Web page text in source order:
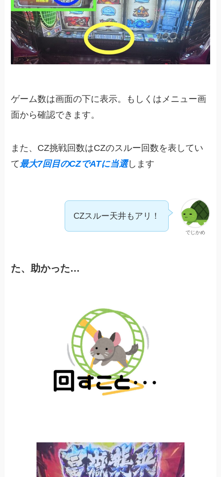
ゲーム数は画面の下に表示。もしくはメニュー画
面から確認できます。
また、CZ挑戦回数はCZのスルー回数を表してい
て最大7回目のCZでATに当選します
でじかめ
CZスルー天井もアリ！
た、助かった…